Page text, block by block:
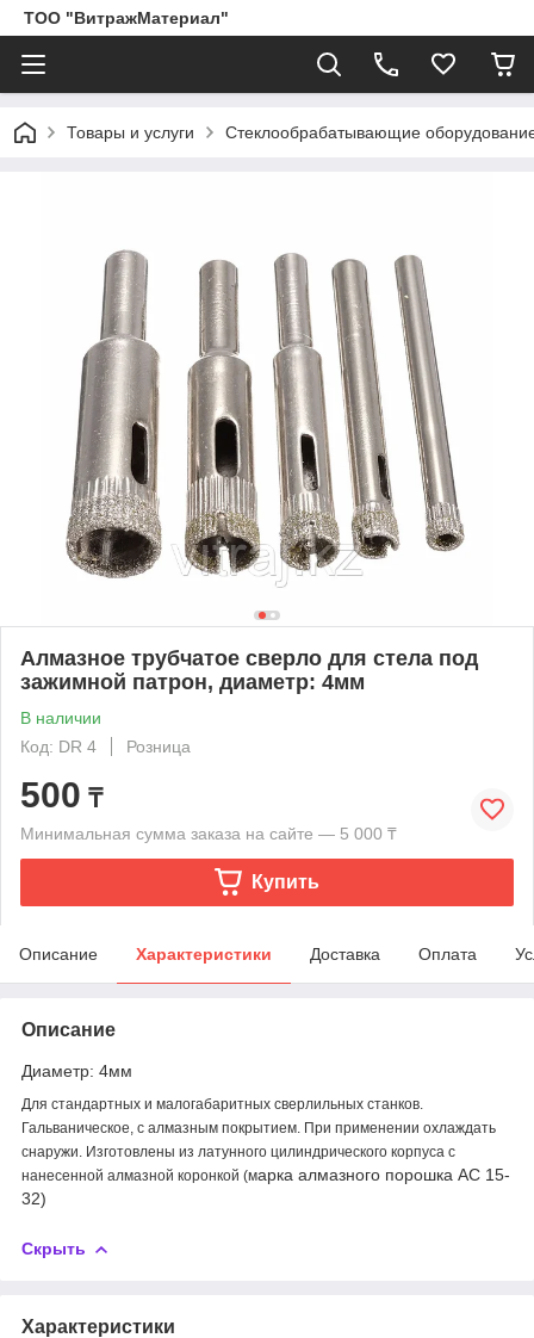
ТОО "ВитражМатериал"
Товары и услуги Стеклообрабатывающие
Алмазное трубчатое сверло для стела под
зажимной патрон, диаметр: 4мм
В наличии
Код: DR 4
Розница
500 ₸
Минимальная сумма заказа на сайте — 5 000 ₸
Купить
Описание Характеристики Доставка Оплата
Описание
Диаметр: 4мм
Для стандартных и малогабаритных сверлильных станков.
Гальваническое, с алмазным покрытием. При применении охлаждать
снаружи. Изготовлены из латунного цилиндрического корпуса с
нанесенной алмазной коронкой (марка алмазного порошка АС 15-
32)
Скрыть
Характеристики